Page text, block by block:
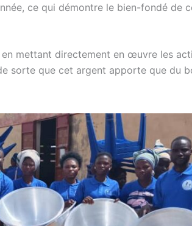
ce qui démontre le bien-fondé de
mettant directement en œuvre les
sorte que cet argent apporte que du